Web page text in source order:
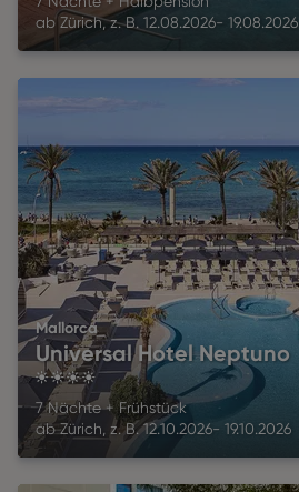
ab Zürich, z. B. 12.08.2026- 19.08.2026
Mallorca
Universal Hotel Neptuno
7 Nächte+Frühstück
ab Zürich, z. B. 12.10.2026- 19.10.2026